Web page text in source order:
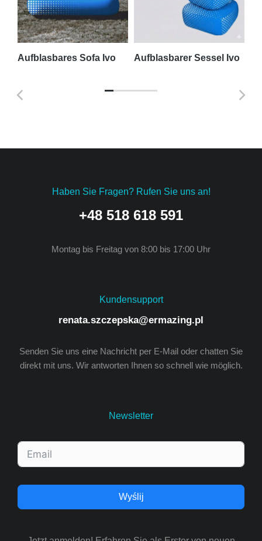
Aufblasbares Sofa Ivo Aufblasbarer Sessel Ivo
Haben Sie Fragen? Rufen Sie uns an!
+48 518 618 591
Montag bis Freitag von 8:00 bis 17:00 Uhr
Kundensupport
renata.szczepska@ermazing.pl
Senden Sie uns eine Nachricht per E-Mail oder chatten Sie
direkt mit uns. Wir antworten Ihnen so schnell wie möglich.
Newsletter
Wyślij